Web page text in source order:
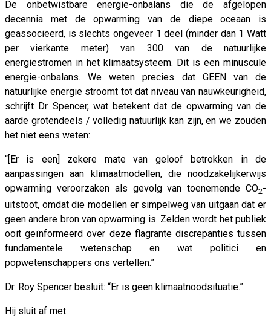
De onbetwistbare energie-onbalans die de afgelopen
decennia met de opwarming van de diepe oceaan is
geassocieerd, is slechts ongeveer 1 deel (minder dan 1 Watt
per vierkante meter) van 300 van de natuurlijke
energiestromen in het klimaatsysteem. Dit is een minuscule
energie-onbalans. We weten precies dat GEEN van de
natuurlijke energie stroomt tot dat niveau van nauwkeurigheid,
schrijft Dr. Spencer, wat betekent dat de opwarming van de
aarde grotendeels / volledig natuurlijk kan zijn, en we zouden
het niet eens weten:
“[Er is een] zekere mate van geloof betrokken in de
aanpassingen aan klimaatmodellen, die noodzakelijkerwijs
opwarming veroorzaken als gevolg van toenemende CO2-
uitstoot, omdat die modellen er simpelweg van uitgaan dat er
geen andere bron van opwarming is. Zelden wordt het publiek
ooit geïnformeerd over deze flagrante discrepanties tussen
fundamentele wetenschap en wat politici en
popwetenschappers ons vertellen.”
Dr. Roy Spencer besluit: “Er is geen klimaatnoodsituatie.”
Hij sluit af met: